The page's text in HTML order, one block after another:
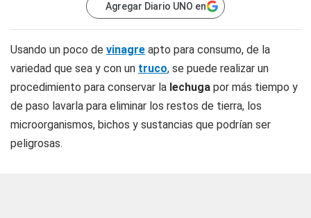
Agregar Diario UNO en
Usando un poco de vinagre apto para consumo, de la
variedad que sea y con un truco, se puede realizar un
procedimiento para conservar la lechuga por más tiempo y
de paso lavarla para eliminar los restos de tierra, los
microorganismos, bichos y sustancias que podrían ser
peligrosas.